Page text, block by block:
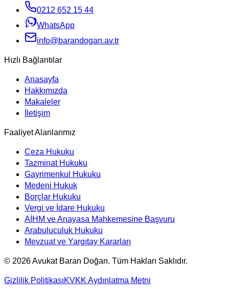
0212 652 15 44
WhatsApp
info@barandogan.av.tr
Hızlı Bağlantılar
Anasayfa
Hakkımızda
Makaleler
İletişim
Faaliyet Alanlarımız
Ceza Hukuku
Tazminat Hukuku
Gayrimenkul Hukuku
Medeni Hukuk
Borçlar Hukuku
Vergi ve İdare Hukuku
AİHM ve Anayasa Mahkemesine Başvuru
Arabuluculuk Hukuku
Mevzuat ve Yargıtay Kararları
© 2026Avukat Baran Doğan. Tüm Hakları Saklıdır.
Gizlilik PolitikasıKVKK Aydınlatma Metni